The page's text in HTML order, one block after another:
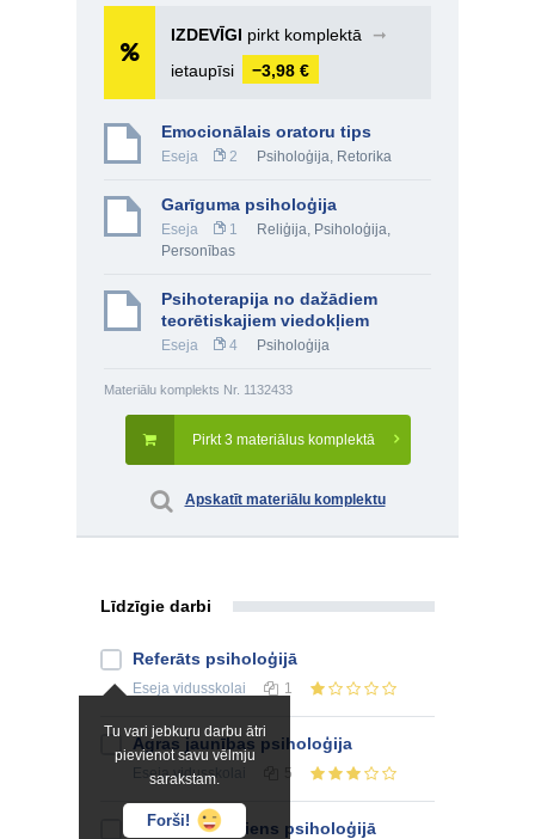
IZDEVĪGI pirkt komplektā
➞
ietaupīsi
−3,98 €
Emocionālais oratoru tips
Eseja 2 Psiholoģija, Retorika
Garīguma psiholoģija
Eseja 1 Reliģija, Psiholoģija,
Personības
Psihoterapija no dažādiem
teorētiskajiem viedokļiem
Eseja 4 Psiholoģija
Materiālu komplekts Nr. 1132433
Pirkt 3 materiālus komplektā
Apskatīt materiālu komplektu
Līdzīgie darbi
Tu vari jebkuru darbu ātri
pievienot savu vēlmju
sarakstam.
Forši!
Referāts psiholoģijā
Eseja vidusskolai 1
Agras jaunības psiholoģija
Esejavidusskolai 5
Konflikta jēdziens psiholoģijā